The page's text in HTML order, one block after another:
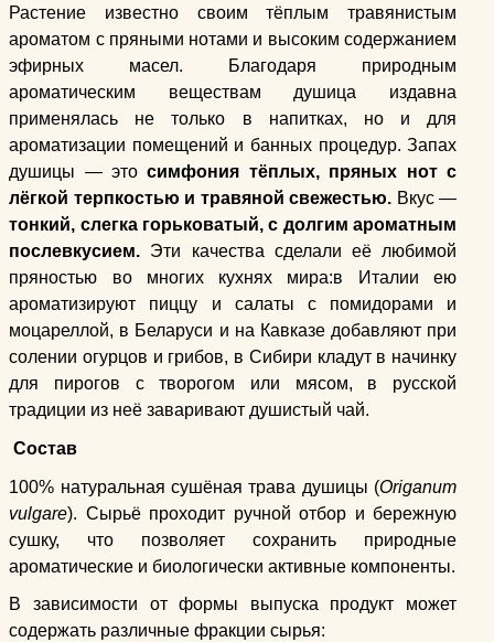
Растение известно своим тёплым травянистым
ароматом с пряными нотами и высоким содержанием
эфирных масел. Благодаря природным
ароматическим веществам душица издавна
применялась не только в напитках, но и для
ароматизации помещений и банных процедур. Запах
душицы — этосимфония тёплых, пряных нот с
лёгкой терпкостью и травяной свежестью. Вкус —
тонкий, слегка горьковатый, с долгим ароматным
послевкусием. Эти качества сделали её любимой
пряностью во многих кухнях мира:в Италии ею
ароматизируют пиццу и салаты с помидорами и
моцареллой, в Беларуси и на Кавказе добавляют при
солении огурцов и грибов, в Сибири кладут в начинку
для пирогов с творогом или мясом, в русской
традиции из неё заваривают душистый чай.
Состав
100% натуральная сушёная трава душицы (Origanum
vulgare). Сырьё проходит ручной отбор и бережную
сушку, что позволяет сохранить природные
ароматические и биологически активные компоненты.
В зависимости от формы выпуска продукт может
содержать различные фракции сырья: